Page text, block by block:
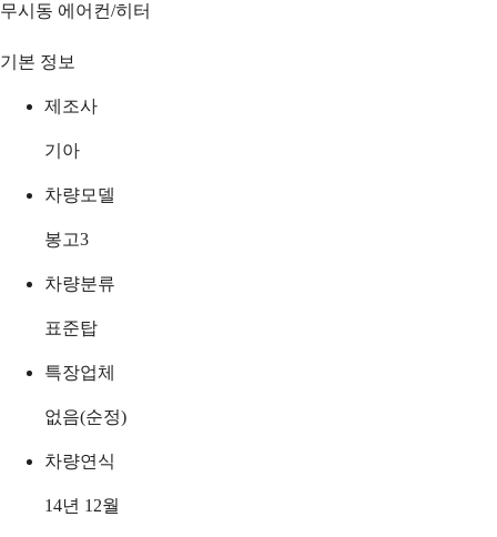
무시동 에어컨/히터
기본 정보
제조사
기아
차량모델
봉고3
차량분류
표준탑
특장업체
없음(순정)
차량연식
14년 12월